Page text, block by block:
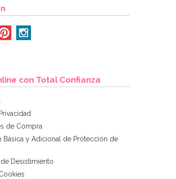
con Total Confianza
de Compra
Básica y Adicional de Protección de
Desistimiento